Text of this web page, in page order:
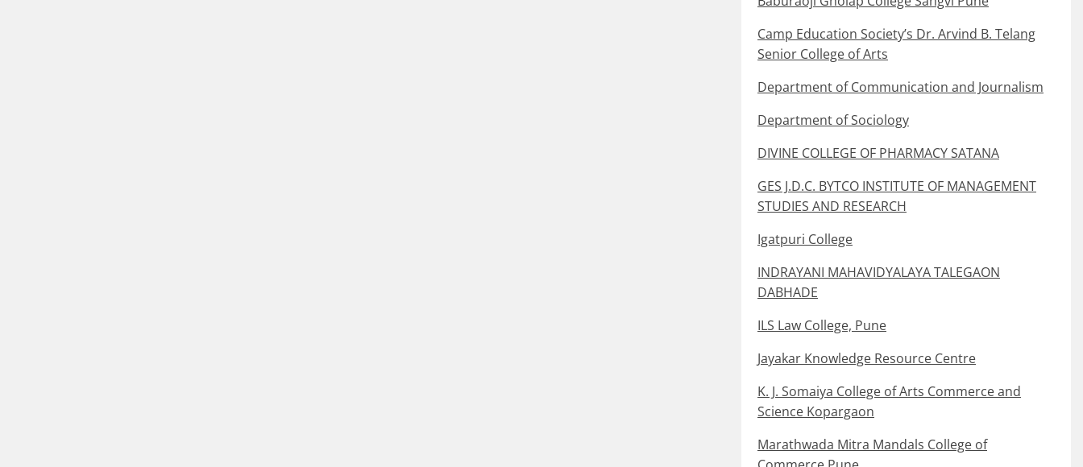
Camp Education Society’s Dr. Arvind B. Telang
Senior College of Arts
Department of Communication and Journalism
Department of Sociology
DIVINE COLLEGE OF PHARMACY SATANA
GES J.D.C. BYTCO INSTITUTE OF MANAGEMENT
STUDIES AND RESEARCH
Igatpuri College
INDRAYANI MAHAVIDYALAYA TALEGAON
DABHADE
ILS Law College, Pune
Jayakar Knowledge Resource Centre
K. J. Somaiya College of Arts Commerce and
Science Kopargaon
Marathwada Mitra Mandals College of